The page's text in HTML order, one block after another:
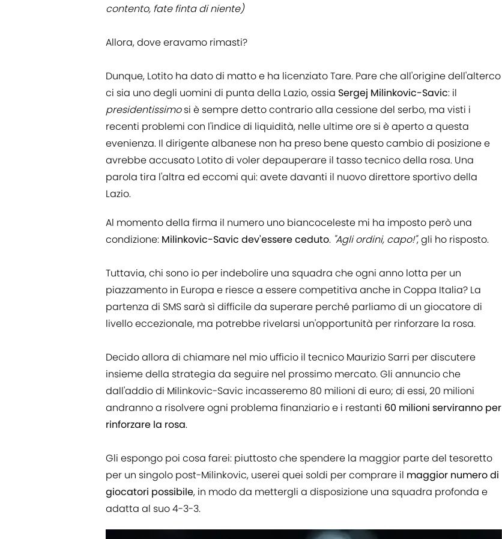
contento, fate finta di niente)
Allora, dove eravamo rimasti?
Dunque, Lotito ha dato di matto e ha licenziato Tare. Pare che all'origine dell'alterco
ci sia uno degli uomini di punta della Lazio, ossia Sergej Milinkovic-Savic: il
presidentissimosi è sempre detto contrario alla cessione del serbo, ma visti i
recenti problemi con l'indice di liquidità, nelle ultime ore si è aperto a questa
evenienza. Il dirigente albanese non ha preso bene questo cambio di posizione e
avrebbe accusato Lotito di voler depauperare il tasso tecnico della rosa. Una
parola tira l'altra ed eccomi qui: avete davanti il nuovo direttore sportivo della
Lazio.
Al momento della firma il numero uno biancoceleste mi ha imposto però una
condizione: Milinkovic-Savic dev'essere ceduto. "Agli ordini, capo!", gli ho risposto.
Tuttavia, chi sono io per indebolire una squadra che ogni anno lotta per un
piazzamento in Europa e riesce a essere competitiva anche in Coppa Italia? La
partenza di SMS sarà sì difficile da superare perché parliamo di un giocatore di
livello eccezionale, ma potrebbe rivelarsi un'opportunità per rinforzare la rosa.
Decido allora di chiamare nel mio ufficio il tecnico Maurizio Sarri per discutere
insieme della strategia da seguire nel prossimo mercato. Gli annuncio che
dall'addio di Milinkovic-Savic incasseremo 80 milioni di euro; di essi, 20 milioni
andranno a risolvere ogni problema finanziario e i restanti 60 milioni serviranno per
rinforzare la rosa.
Gli espongo poi cosa farei: piuttosto che spendere la maggior parte del tesoretto
per un singolo post-Milinkovic, userei quei soldi per comprare il maggior numero di
giocatori possibile, in modo da mettergli a disposizione una squadra profonda e
adatta al suo 4-3-3.